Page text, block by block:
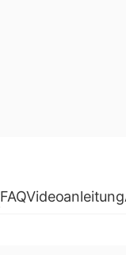
FAQVideoanleitung